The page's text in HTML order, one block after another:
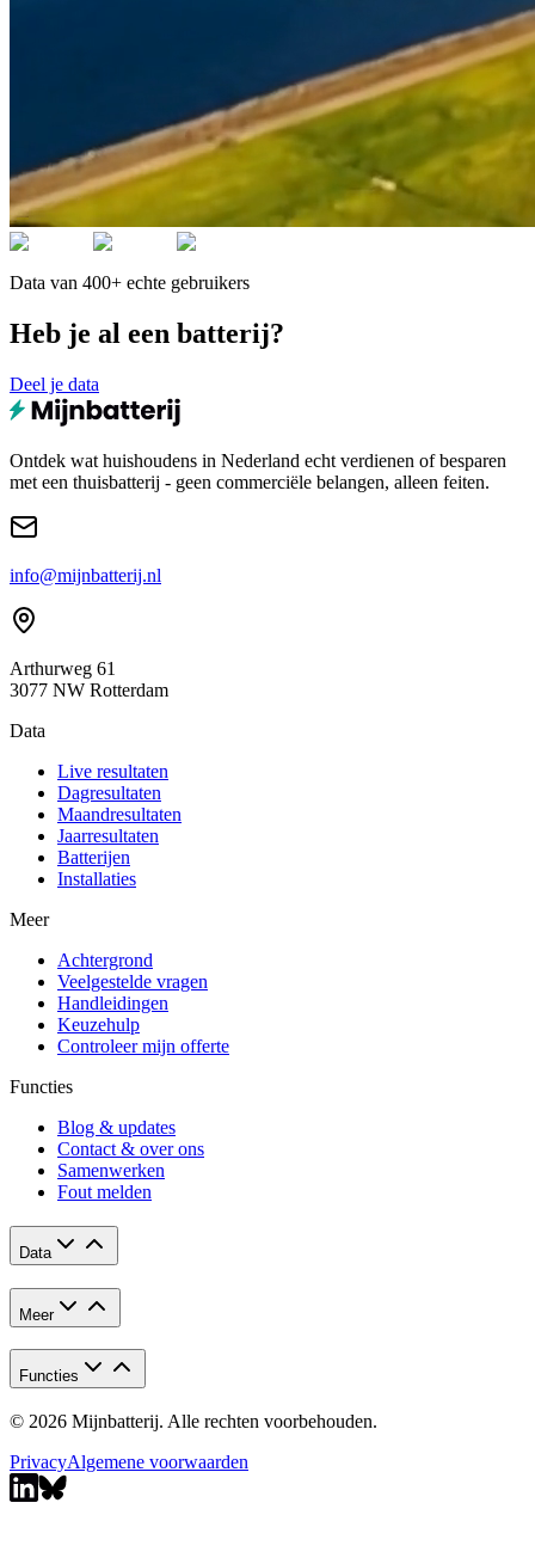
Data van 400+ echte gebruikers
Heb je al een batterij?
Deel je data
Ontdek wat huishoudens in Nederland echt verdienen of besparen
met een thuisbatterij - geen commerciële belangen, alleen feiten.
info@mijnbatterij.nl
Arthurweg 61
3077 NW Rotterdam
Data
Live resultaten
Dagresultaten
Maandresultaten
Jaarresultaten
Batterijen
Installaties
Meer
Achtergrond
Veelgestelde vragen
Handleidingen
Keuzehulp
Controleer mijn offerte
Functies
Blog & updates
Contact & over ons
Samenwerken
Fout melden
Data
Meer
Functies
© 2026 Mijnbatterij. Alle rechten voorbehouden.
PrivacyAlgemene voorwaarden